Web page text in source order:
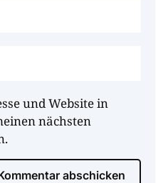
und Website in
nächsten
abschicken